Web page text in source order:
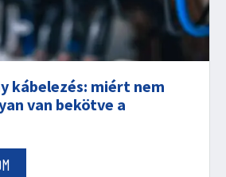
kábelezés: miért nem
van bekötve a